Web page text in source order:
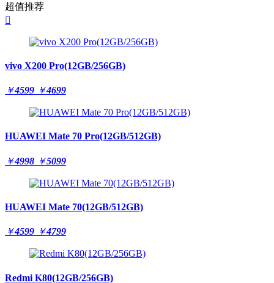
超值推荐

vivo X200 Pro(12GB/256GB)
￥4599 ￥4699
HUAWEI Mate 70 Pro(12GB/512GB)
￥4998 ￥5099
HUAWEI Mate 70(12GB/512GB)
￥4599 ￥4799
Redmi K80(12GB/256GB)